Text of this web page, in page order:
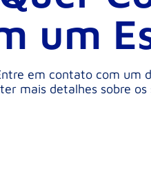
um
em contato com um
mais detalhes sobre